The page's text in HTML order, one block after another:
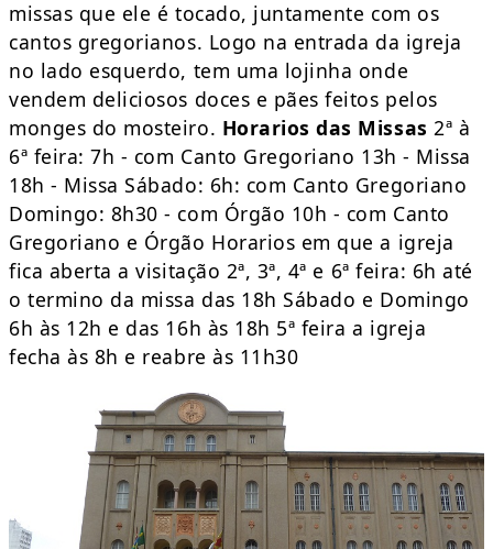
missas que ele é tocado, juntamente com os
cantos gregorianos. Logo na entrada da igreja
no lado esquerdo, tem uma lojinha onde
vendem deliciosos doces e pães feitos pelos
monges do mosteiro. Horarios das Missas 2ª à
6ª feira: 7h - com Canto Gregoriano 13h - Missa
18h - Missa Sábado: 6h: com Canto Gregoriano
Domingo: 8h30 - com Órgão 10h - com Canto
Gregoriano e Órgão Horarios em que a igreja
fica aberta a visitação 2ª, 3ª, 4ª e 6ª feira: 6h até
o termino da missa das 18h Sábado e Domingo
6h às 12h e das 16h às 18h 5ª feira a igreja
fecha às 8h e reabre às 11h30